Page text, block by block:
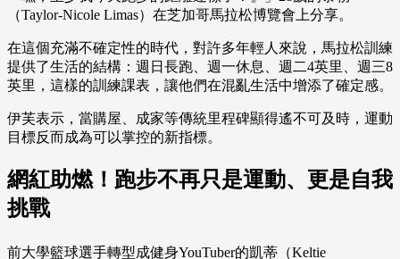
（Taylor-Nicole Limas）在芝加哥馬拉松博覽會上分享。
在這個充滿不確定性的時代，對許多年輕人來說，馬拉松訓練
提供了生活的結構：週日長跑、週一休息、週二4英里、週三8
英里，這樣的訓練課表，讓他們在混亂生活中增添了確定感。
伊芙表示，當購屋、成家等傳統里程碑顯得遙不可及時，運動
目標反而成為可以掌控的新指標。
網紅助燃！跑步不再只是運動、更是自我
挑戰
前大學籃球選手轉型成健身YouTuber的凱蒂（Keltie